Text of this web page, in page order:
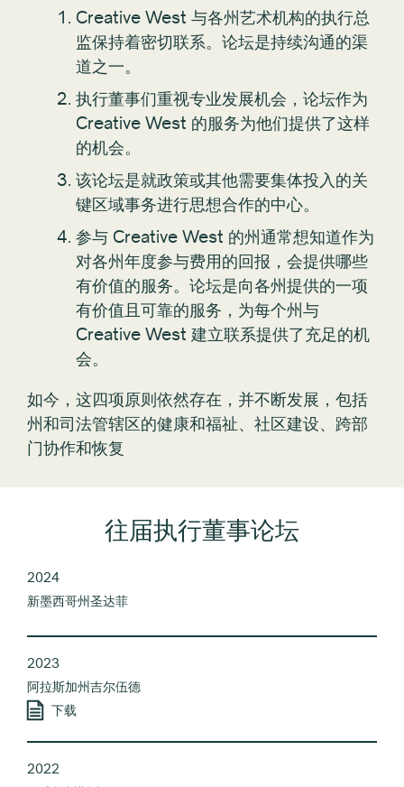
Creative West 与各州艺术机构的执行总
监保持着密切联系。论坛是持续沟通的渠
道之一。
执行董事们重视专业发展机会，论坛作为
Creative West 的服务为他们提供了这样
的机会。
该论坛是就政策或其他需要集体投入的关
键区域事务进行思想合作的中心。
参与 Creative West 的州通常想知道作为
对各州年度参与费用的回报，会提供哪些
有价值的服务。论坛是向各州提供的一项
有价值且可靠的服务，为每个州与
Creative West 建立联系提供了充足的机
会。
如今，这四项原则依然存在，并不断发展，包括
州和司法管辖区的健康和福祉、社区建设、跨部
门协作和恢复
往届执行董事论坛
2024
新墨西哥州圣达菲
2023
阿拉斯加州吉尔伍德
下载
2022